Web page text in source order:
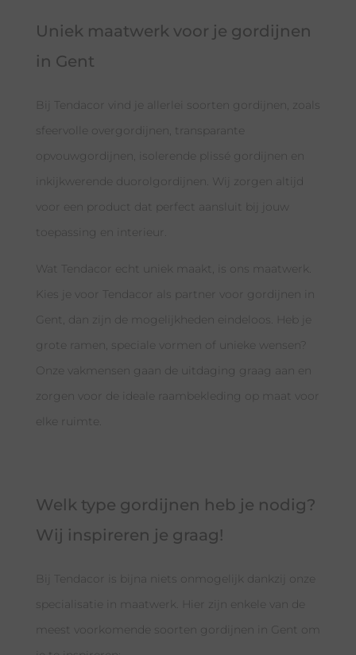
Uniek maatwerk voor je gordijnen
in Gent
Bij Tendacor vind je allerlei soorten gordijnen, zoals
sfeervolle overgordijnen, transparante
opvouwgordijnen, isolerende plissé gordijnen en
inkijkwerende duorolgordijnen. Wij zorgen altijd
voor een product dat perfect aansluit bij jouw
toepassing en interieur.
Wat Tendacor echt uniek maakt, is ons maatwerk.
Kies je voor Tendacor als partner voor gordijnen in
Gent, dan zijn de mogelijkheden eindeloos. Heb je
grote ramen, speciale vormen of unieke wensen?
Onze vakmensen gaan de uitdaging graag aan en
zorgen voor de ideale raambekleding op maat voor
elke ruimte.
Welk type gordijnen heb je nodig?
Wij inspireren je graag!
Bij Tendacor is bijna niets onmogelijk dankzij onze
specialisatie in maatwerk. Hier zijn enkele van de
meest voorkomende soorten gordijnen in Gent om